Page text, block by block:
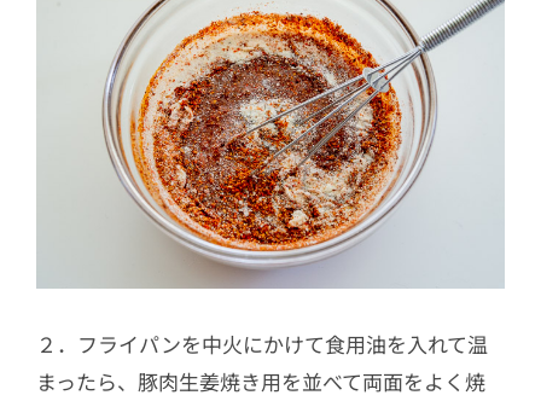
２．フライパンを中火にかけて食用油を入れて温
まったら、豚肉生姜焼き用を並べて両面をよく焼